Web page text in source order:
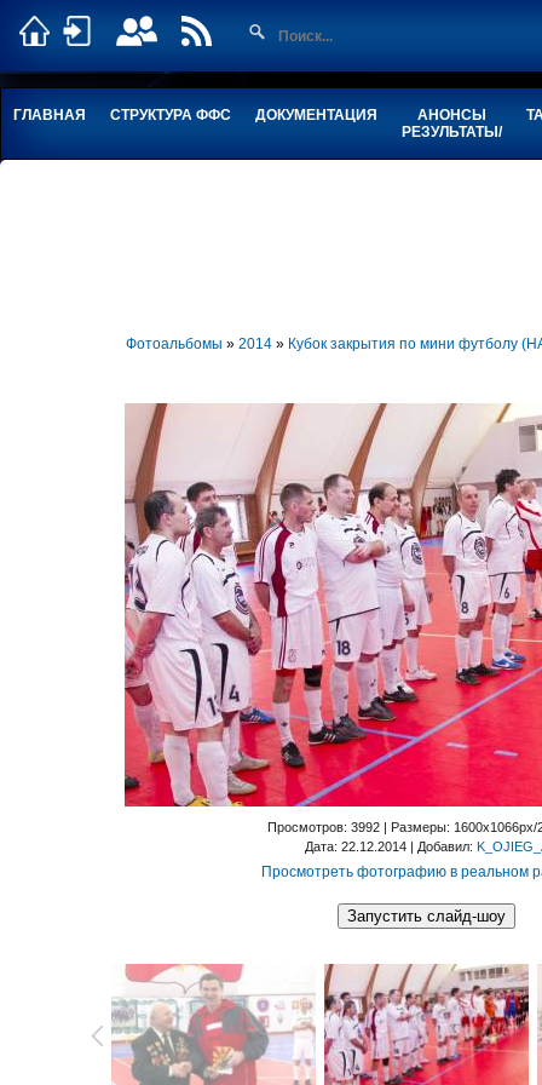
ГЛАВНАЯ СТРУКТУРА ФФС ДОКУМЕНТАЦИЯ
АНОНСЫ
РЕЗУЛЬТАТЫ/
Фотоальбомы » 2014 » Кубок закрытия по мини футболу
Просмотров: 3992 | Размеры: 1600x1066px/
Дата: 22.12.2014 | Добавил:
Просмотреть фотографию в реальном